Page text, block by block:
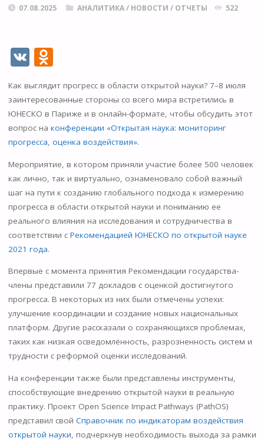
07.08.2025 АНАЛИТИКА/ НОВОСТИ / ОТЧЕТЫ 522
V O
n
o
kl
as
s
ni
ki
Как выглядит прогресс в области открытой науки? 7–8 июля
заинтересованные стороны со всего мира встретились в
ЮНЕСКО в Париже и в онлайн-формате, чтобы обсудить этот
вопрос на конференции «Открытая наука: мониторинг
прогресса, оценка воздействия».
Мероприятие, в котором приняли участие более 500 человек
как лично, так и виртуально, ознаменовало собой важный
шаг на пути к созданию глобального подхода к измерению
прогресса в области открытой науки и пониманию ее
реального влияния на исследования и сотрудничества в
соответствии с Рекомендацией ЮНЕСКО по открытой науке
2021 года.
Впервые с момента принятия Рекомендации государства-
члены представили 77 докладов с оценкой достигнутого
прогресса. В некоторых из них были отмечены успехи:
улучшение координации и создание новых национальных
платформ. Другие рассказали о сохраняющихся проблемах,
таких как низкая осведомлённость, разрозненность систем и
трудности с реформой оценки исследований.
На конференции также были представлены инструменты,
способствующие внедрению открытой науки в реальную
практику. Проект Open Science Impact Pathways (PathOS)
представил свой Справочник по индикаторам воздействия
открытой науки, подчеркнув необходимость выхода за рамки